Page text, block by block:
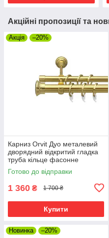
Акційні пропозиції та
Акція –20%
Карниз Orvit Дуо металевий
дворядний відкритий гладка
труба кільце фасонне
металеве Золото 25\19 мм
200 см (7035548)
Готово до відправки
1 360 ₴ 1 700 ₴
Купити
Новинка –20%